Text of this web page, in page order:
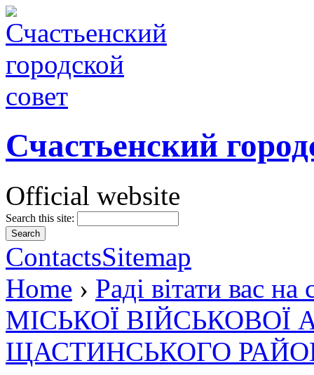
Счастьенский
Official website
Search this site:
ContactsSitemap
Home › Раді вітати вас
МІСЬКОЇ ВІЙСЬКОВОЇ
ЩАСТИНСЬКОГО